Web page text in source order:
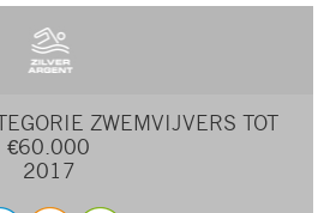
ZWEMVIJVERS TOT
€60.000
2017